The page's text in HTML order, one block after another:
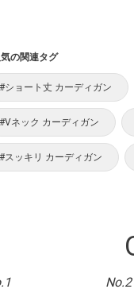
の関連タグ
#ショート丈 カーディガン
#Vネック カーディガン
#スッキリ カーディガン
No.2